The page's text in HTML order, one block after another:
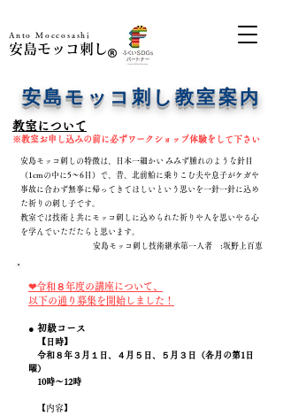
​Anto Moccosashi
​安島モッコ刺し
​安島モッコ刺し教室案内
​教室について​​
※教室お申し込みの前に必ずワークショップ体験をして下さい
安島モッコ刺しの特徴は、日本一細かい みみず腫れのような針目
（1cmの中に5～6目）で、 昔、北前船に乗りこむ夫や息子がケガや
事故に合わず無事に帰ってきてほしいという思いを一針一針に込め
た祈りの刺し子です。
教室では技術と共にモッコ刺しに込められた祈りや人を思いやる心
を学んでいただたらと思います。
安島モッコ刺し技術継承第一人者 :坂野上百恵
❤令和８年度の講座について、
以下の通り募集を開始しました！
● 初級コース
【日時】
令和８年３月１日、４月５日、５月３日（各月の第1日
曜）
10時～12時
【内容】